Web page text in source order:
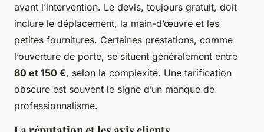
avant l’intervention. Le devis, toujours gratuit, doit
inclure le déplacement, la main-d’œuvre et les
petites fournitures. Certaines prestations, comme
l’ouverture de porte, se situent généralement entre
80 et 150 €, selon la complexité. Une tarification
obscure est souvent le signe d’un manque de
professionnalisme.